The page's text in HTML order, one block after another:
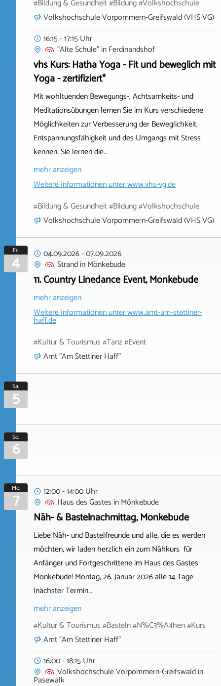
#Bildung & Gesundheit #Bildung #Volkshochschule
Volkshochschule Vorpommern-Greifswald (VHS VG)
16:15 - 17:15 Uhr
"Alte Schule"inFerdinandshof
vhs Kurs: Hatha Yoga - Fit und beweglich mit
Yoga - zertifiziert*
Mit wohltuenden Bewegungs-, Achtsamkeits- und
Meditationsübungen lernen Sie im Kurs verschiedene
Möglichkeiten zur Verbesserung der Beweglichkeit,
Entspannungsfähigkeit und des Umgangs mit Stress
kennen. Sie lernen die…
mehr anzeigen
Weitere Informationen unterwww.vhs-vg.de
#Bildung & Gesundheit #Bildung #Volkshochschule
Volkshochschule Vorpommern-Greifswald (VHS VG)
Fr.
4 04.09.2026-07.09.2026
StrandinMönkebude
11. Country Linedance Event, Mönkebude
mehr anzeigen
Weitere Informationen unterwww.amt-am-stettiner-
haff.de
#Kultur & Tourismus #Tanz #Event
Amt "Am Stettiner Haff"
Sa.
5
So.
6
Mo.
7
12:00 - 14:00 Uhr
Haus des Gastes inMönkebude
Näh- & Bastelnachmittag, Mönkebude
Liebe Näh- und Bastelfreunde und alle, die es werden
möchten, wir laden herzlich ein zum Nähkurs für
Anfänger und Fortgeschrittene im Haus des Gastes
Mönkebude! Montag, 26. Januar 2026 alle 14 Tage
(nächster Termin…
mehr anzeigen
#Kultur & Tourismus #Basteln #N%C3%A4hen #Kurs
Amt "Am Stettiner Haff"
16:00 - 18:15 Uhr
Volkshochschule Vorpommern-Greifswaldin
Pasewalk